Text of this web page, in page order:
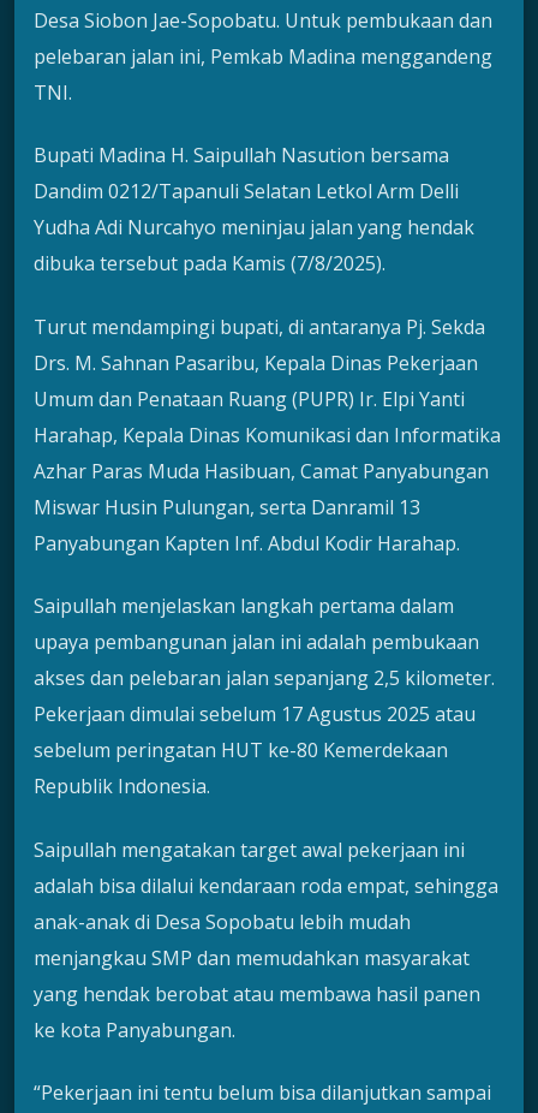
Desa Siobon Jae-Sopobatu. Untuk pembukaan dan
pelebaran jalan ini, Pemkab Madina menggandeng
TNI.
Bupati Madina H. Saipullah Nasution bersama
Dandim 0212/Tapanuli Selatan Letkol Arm Delli
Yudha Adi Nurcahyo meninjau jalan yang hendak
dibuka tersebut pada Kamis (7/8/2025).
Turut mendampingi bupati, di antaranya Pj. Sekda
Drs. M. Sahnan Pasaribu, Kepala Dinas Pekerjaan
Umum dan Penataan Ruang (PUPR) Ir. Elpi Yanti
Harahap, Kepala Dinas Komunikasi dan Informatika
Azhar Paras Muda Hasibuan, Camat Panyabungan
Miswar Husin Pulungan, serta Danramil 13
Panyabungan Kapten Inf. Abdul Kodir Harahap.
Saipullah menjelaskan langkah pertama dalam
upaya pembangunan jalan ini adalah pembukaan
akses dan pelebaran jalan sepanjang 2,5 kilometer.
Pekerjaan dimulai sebelum 17 Agustus 2025 atau
sebelum peringatan HUT ke-80 Kemerdekaan
Republik Indonesia.
Saipullah mengatakan target awal pekerjaan ini
adalah bisa dilalui kendaraan roda empat, sehingga
anak-anak di Desa Sopobatu lebih mudah
menjangkau SMP dan memudahkan masyarakat
yang hendak berobat atau membawa hasil panen
ke kota Panyabungan.
“Pekerjaan ini tentu belum bisa dilanjutkan sampai